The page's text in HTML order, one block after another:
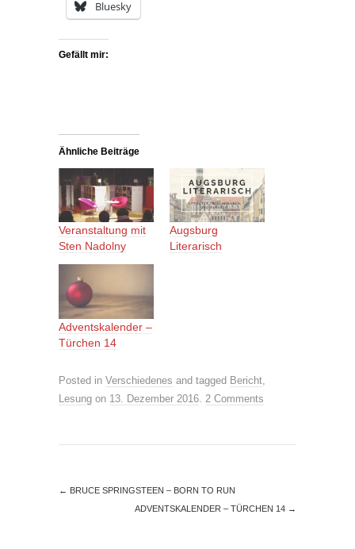
Bluesky
Gefällt mir:
Ähnliche Beiträge
Veranstaltung mit
Sten Nadolny
Augsburg
Literarisch
Adventskalender –
Türchen 14
Posted in Verschiedenes and tagged Bericht
Lesung on 13. Dezember 2016 2 Comments
← BRUCE SPRINGSTEEN – BORN TO RUN
ADVENTSKALENDER – TÜRCHEN 14 →